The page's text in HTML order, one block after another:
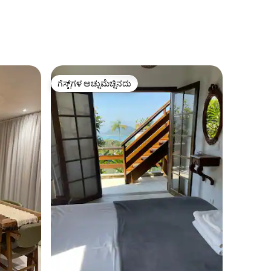
ಗೆಸ್ಟ್‌ಗಳ ಅಚ್ಚುಮೆಚ್ಚಿನದು
ಗೆಸ್ಟ್‌ಗಳ ಅಚ್ಚುಮೆಚ್ಚಿನದು